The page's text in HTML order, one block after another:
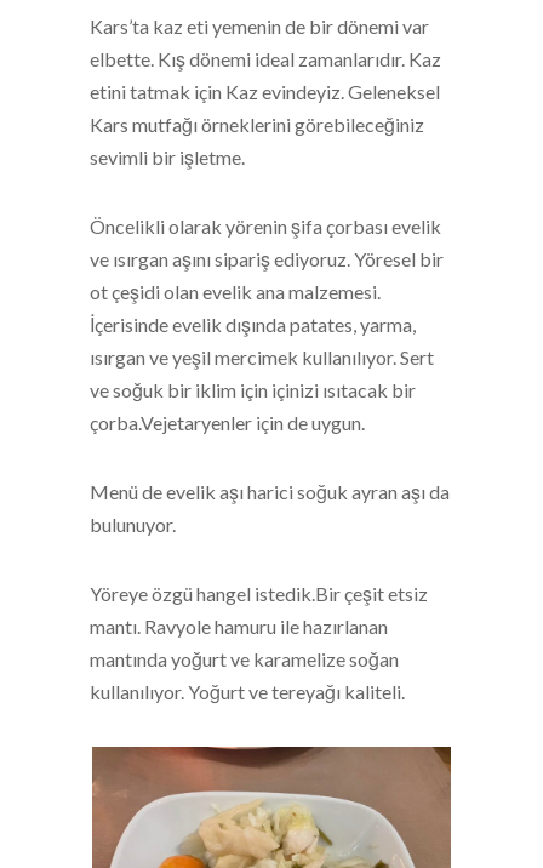
Kars’ta kaz eti yemenin de bir dönemi var
elbette. Kış dönemi ideal zamanlarıdır. Kaz
etini tatmak için Kaz evindeyiz. Geleneksel
Kars mutfağı örneklerini görebileceğiniz
sevimli bir işletme.
Öncelikli olarak yörenin şifa çorbası evelik
ve ısırgan aşını sipariş ediyoruz. Yöresel bir
ot çeşidi olan evelik ana malzemesi.
İçerisinde evelik dışında patates, yarma,
ısırgan ve yeşil mercimek kullanılıyor. Sert
ve soğuk bir iklim için içinizi ısıtacak bir
çorba.Vejetaryenler için de uygun.
Menü de evelik aşı harici soğuk ayran aşı da
bulunuyor.
Yöreye özgü hangel istedik.Bir çeşit etsiz
mantı. Ravyole hamuru ile hazırlanan
mantında yoğurt ve karamelize soğan
kullanılıyor. Yoğurt ve tereyağı kaliteli.